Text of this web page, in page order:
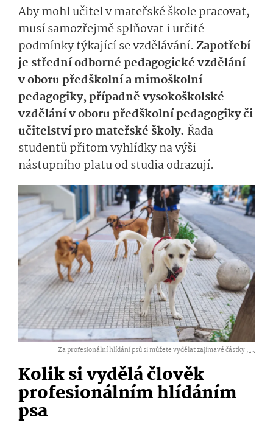
Aby mohl učitel v mateřské škole pracovat,
musí samozřejmě splňovat i určité
podmínky týkající se vzdělávání. Zapotřebí
je střední odborné pedagogické vzdělání
v oboru předškolní a mimoškolní
pedagogiky, případně vysokoškolské
vzdělání v oboru předškolní pedagogiky či
učitelství pro mateřské školy. Řada
studentů přitom vyhlídky na výši
nástupního platu od studia odrazují.
Za profesionální hlídání psů si můžete vydělat zajímavé částky ,...
Kolik si vydělá člověk
profesionálním hlídáním
psa